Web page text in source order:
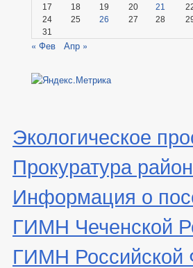
17
18 19 20 21
24
25 26 27 28
31
« Фев Апр »
Экологическое
Прокуратура
Информация о
ГИМН Чеченской
ГИМН Российской